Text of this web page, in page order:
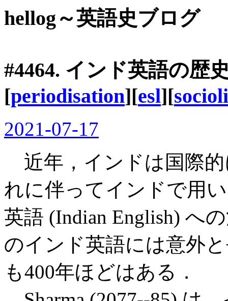
hellog～英語史ブログ
#4464. インド英語の歴
[periodisation][esl][
2021-07-17
近年，インドは国際
れに伴ってインドで用
英語 (Indian English) へ
のインド英語には意外
も400年ほどはある．